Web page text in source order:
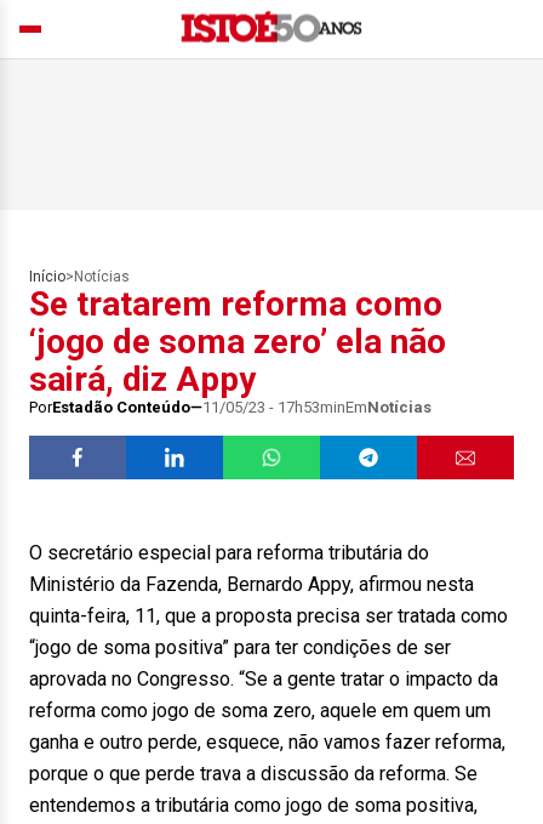
Início> Notícias
Se tratarem reforma como
‘jogo de soma zero’ ela não
sairá, diz Appy
PorEstadão Conteúdo 11/05/23 - 17h53minEmNotícias
O secretário especial para reforma tributária do
Ministério da Fazenda, Bernardo Appy, afirmou nesta
quinta-feira, 11, que a proposta precisa ser tratada como
“jogo de soma positiva” para ter condições de ser
aprovada no Congresso. “Se a gente tratar o impacto da
reforma como jogo de soma zero, aquele em quem um
ganha e outro perde, esquece, não vamos fazer reforma,
porque o que perde trava a discussão da reforma. Se
entendemos a tributária como jogo de soma positiva,